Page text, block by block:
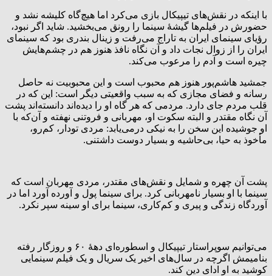
با اینکه در نقش‌های تیپیکال بازی می‌کرد اما هیچ‌گاه کلیشه نشد و
حضورش در فیلم‌ها گیشهٔ سینما را رونق می‌بخشید. شاید اگر نبود،
رؤیای سینمای ایران به تاراج می‌رفت و زینال بندری بود که سینمای
ایران را از زوال نجات داد و آن نگاه نافذ هنوز هم در چشم‌هایش
چیره است و آدم را مرعوب می‌کند.
جمشید هاشم‌پور هنوز هم محبوب است و این محبوبیت نه حاصل
رسانه و فضای مجازی که به سبب واقعیتی دیگر است: این که در
قلب مردم جای دارد. مردمی که هر گاه او را دیده‌اند دانسته‌اند پشت
آن نگاه مقتدر و البته سکوت‌ او، مهربانی و فروتنی نهفته و آن‌که با
او جوشیده این سخن را به نیکی درمی‌یابد: مردی تودار، کم‌رو،
مأخوذ به حیا، بی‌حاشیه و بسیار دوست داشتنی.
پشت آن چهره و شمایل و نقش‌های مقتدر، مردی مهربان است که
سینما با او بسیار نامهربانی کرد. برای سینما پول و آورده آورد اما در
آوردگاه زندگی و پیری و کم‌کاری، سینما برای او سینه سپر نکرد.
می‌توانیم سوپراستار تیپیکال و اسطوره‌ای دهۀ ۶۰ و روزگار رفته
بنامیمش اگرچه در سال‌های اخیر یک سریال و یک فیلم سینمایی
کوشید به او ادای دین کند.